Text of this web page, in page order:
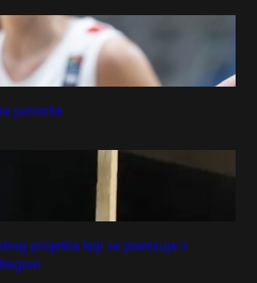
juniorke
projekta koji se povezuje s